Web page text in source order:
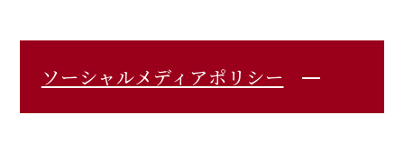
ソーシャルメディアポリシー